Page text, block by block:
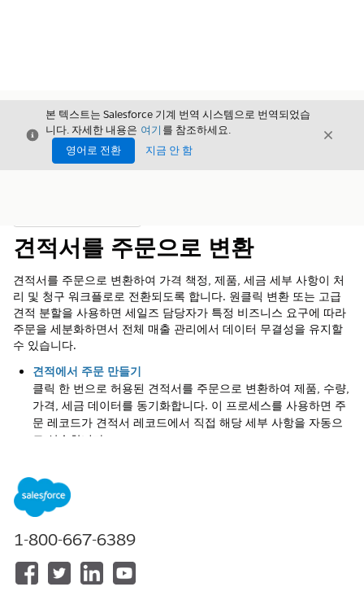
닫기
본 텍스트는 Salesforce 기계 번역 시스템으로 번역되었습
니다. 자세한 내용은 여기 를 참조하세요.
영어로 전환
지금 안 함
닫기
견적서를 주문으로 변환
견적서를 주문으로 변환하여 가격 책정, 제품, 세금 세부 사항이 처
리 및 청구 워크플로로 전환되도록 합니다. 원클릭 변환 또는 고급
견적 분할을 사용하면 세일즈 담당자가 특정 비즈니스 요구에 따라
주문을 세분화하면서 전체 매출 관리에서 데이터 무결성을 유지할
수 있습니다.
견적에서 주문 만들기
클릭 한 번으로 허용된 견적서를 주문으로 변환하여 제품, 수량,
가격, 세금 데이터를 동기화합니다. 이 프로세스를 사용하면 주
문 레코드가 견적서 레코드에서 직접 해당 세부 사항을 자동으
로 상속합니다.
견적서에서 고급 주문 만들기 기능을 사용하여 단일 견적서에서
여러 주문을 만드는 제한 사항 및 기능적 동작을 숙지합니다. 이
정보를 통해 API 및 사용자 인터페이스를 사용하는 시기와 시스
템에서 분할 프로세스 동안 가격 책정 및 번들 제품을 처리하는
견적서를 여러 주문으로 분할
1-800-667-6389